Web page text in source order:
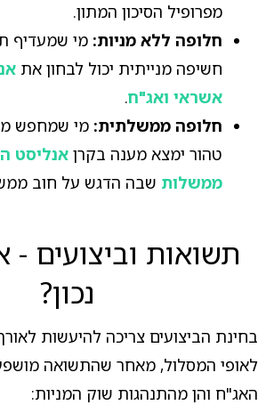
מפרופיל הסיכון המתון.
חלופה ללא מניות: מי שמעדיף
חשיפה מנייתית יכול לבחון את
אשראי ואג"ח.
חלופה ממשלתית: מי שמחפש
טהור ימצא מענה בקרן אנליסט
ממשלות שבה הדגש על חוב
תשואות וביצועים -
נכון?
בחינת הביצועים צריכה להיעשות
לאופי המסלול, מאחר שהתשואה
האג"ח והן מהתנהגות שוק המניות: